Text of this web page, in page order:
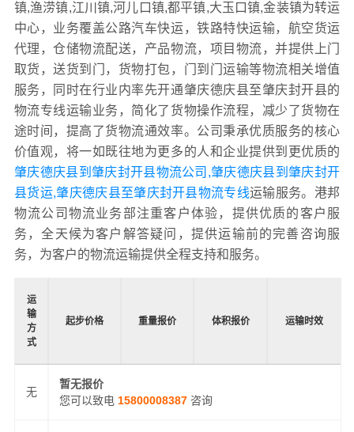
镇,渔涝镇,江川镇,河儿口镇,都平镇,大玉口镇,金装镇为转运
中心，业务覆盖公路汽车快运，铁路特快运输，航空货运
代理，仓储物流配送，产品物流，项目物流，并提供上门
取货，送货到门，货物打包，门到门运输等物流相关增值
服务，同时在行业内率先开通肇庆德庆县至肇庆封开县的
物流专线运输业务，简化了货物操作流程，减少了货物在
途时间，提高了货物流通效率。公司秉承优质服务的核心
价值观，将一如既往地为更多的人和企业提供到更优质的
肇庆德庆县到肇庆封开县物流公司,肇庆德庆县到肇庆封开
县货运,肇庆德庆县至肇庆封开县物流专线运输服务。港邦
物流公司物流业务部注重客户体验，提供优质的客户服
务，全天候为客户解答疑问，提供运输前的完善咨询服
务，为客户的物流运输提供全程支持和服务。
运
输
方
式
起步价格 重量报价 体积报价 运输时效
无
暂无报价
您可以致电 15800008387 咨询